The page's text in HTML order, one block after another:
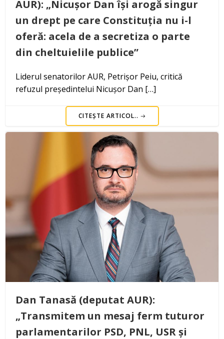
AUR): „Nicușor Dan își arogă singur
un drept pe care Constituția nu i-l
oferă: acela de a secretiza o parte
din cheltuielile publice”
Liderul senatorilor AUR, Petrișor Peiu, critică
refuzul președintelui Nicușor Dan […]
CITEȘTE ARTICOL..
Dan Tanasă (deputat AUR):
„Transmitem un mesaj ferm tuturor
parlamentarilor PSD, PNL, USR și